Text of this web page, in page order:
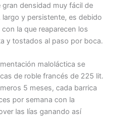
gran densidad muy fácil de
largo y persistente, es debido
la que reaparecen los
y tostados al paso por boca.
maloláctica se
de roble francés de 225 lit.
5 meses, cada barrica
por semana con la
las lías ganando así